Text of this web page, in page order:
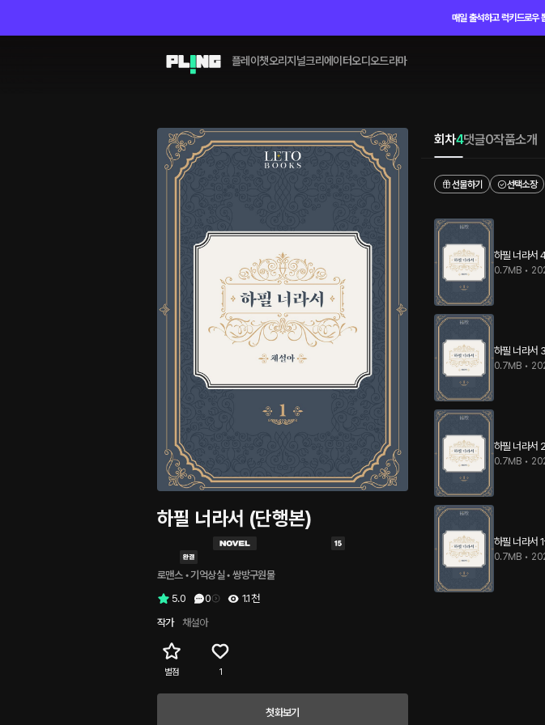
매일 출석하고 럭키드로우
플레이챗오리지널크리에이터오디오드라마
하필 너라서 (단행본)
로맨스 • 기억상실 • 쌍방구원물
5.0
0
1.1천
작가
채설아
별점 1
첫화보기
회차4댓글0작품소개
선물하기 선택소장
하필 너라서
0.7MB •
하필 너라서
0.7MB •
하필 너라서
0.7MB •
하필 너라서
0.7MB •